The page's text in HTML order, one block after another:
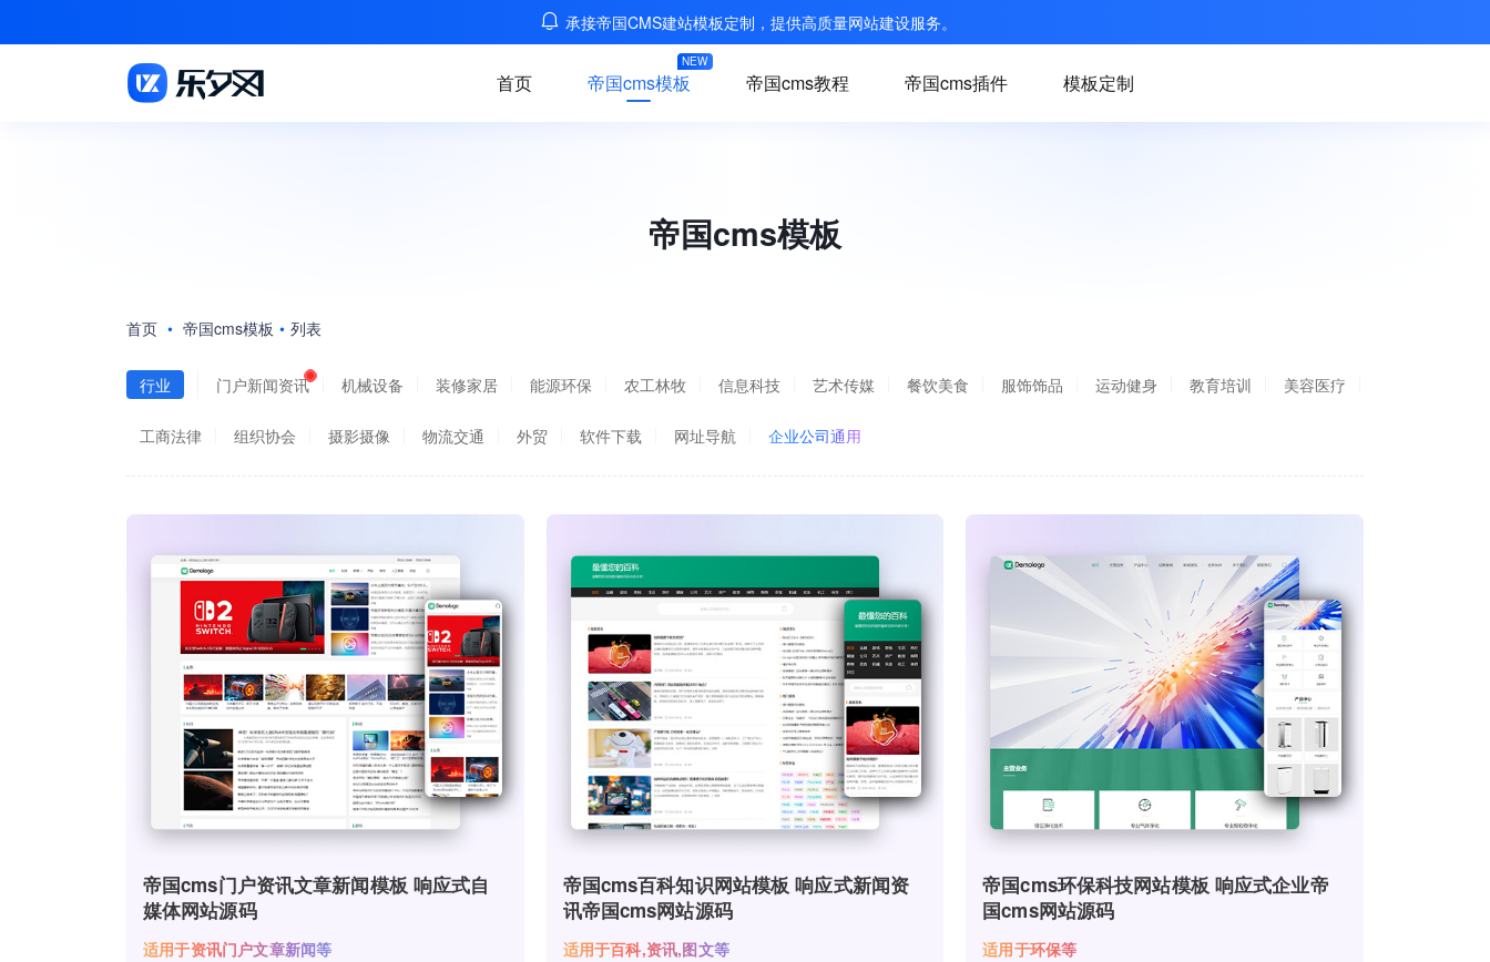
承接帝国CMS建站模板定制，提供高质量网站建设服务。
首页 帝国cms模板
NEW
帝国cms教程 帝国cms插件 模板定制
帝国cms模板
首页 • 帝国cms模板 • 列表
行业 门户新闻资讯 机械设备 装修家居 能源环保 农工林牧 信息科技 艺术传媒 餐饮美食 服饰饰品 运动健身 教育培训 美容医疗
工商法律 组织协会 摄影摄像 物流交通 外贸 软件下载 网址导航 企业公司通用
帝国cms门户资讯文章新闻模板 响应式自
媒体网站源码
适用于资讯门户文章新闻等
帝国cms百科知识网站模板 响应式新闻资
讯帝国cms网站源码
适用于百科,资讯,图文等
帝国cms环保科技网站模板 响应式企业帝
国cms网站源码
适用于环保等